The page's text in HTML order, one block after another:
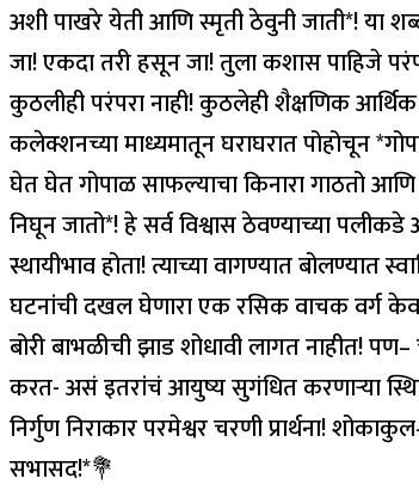
अशी पाखरे येती आणि स्मृती ठेवुनी जाती*! या
जा! एकदा तरी हसून जा! तुला कशास पाहिजे
कुठलीही परंपरा नाही! कुठलेही शैक्षणिक
कलेक्शनच्या माध्यमातून घराघरात पोहोचून
घेत घेत गोपाळ साफल्याचा किनारा गाठतो
निघून जातो*! हे सर्व विश्वास ठेवण्याच्या
स्थायीभाव होता! त्याच्या वागण्यात
घटनांची दखल घेणारा एक रसिक वाचक वर्ग
बोरी बाभळीची झाड शोधावी लागत नाहीत!
करत- असं इतरांचं आयुष्य सुगंधित करणाऱ्या
निर्गुण निराकार परमेश्वर चरणी प्रार्थना!
सभासद!*💐